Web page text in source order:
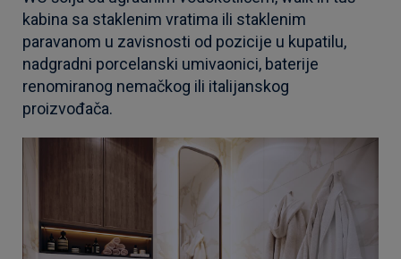
kabina sa staklenim vratima ili staklenim
paravanom u zavisnosti od pozicije u kupatilu,
nadgradni porcelanski umivaonici, baterije
renomiranog nemačkog ili italijanskog
proizvođača.